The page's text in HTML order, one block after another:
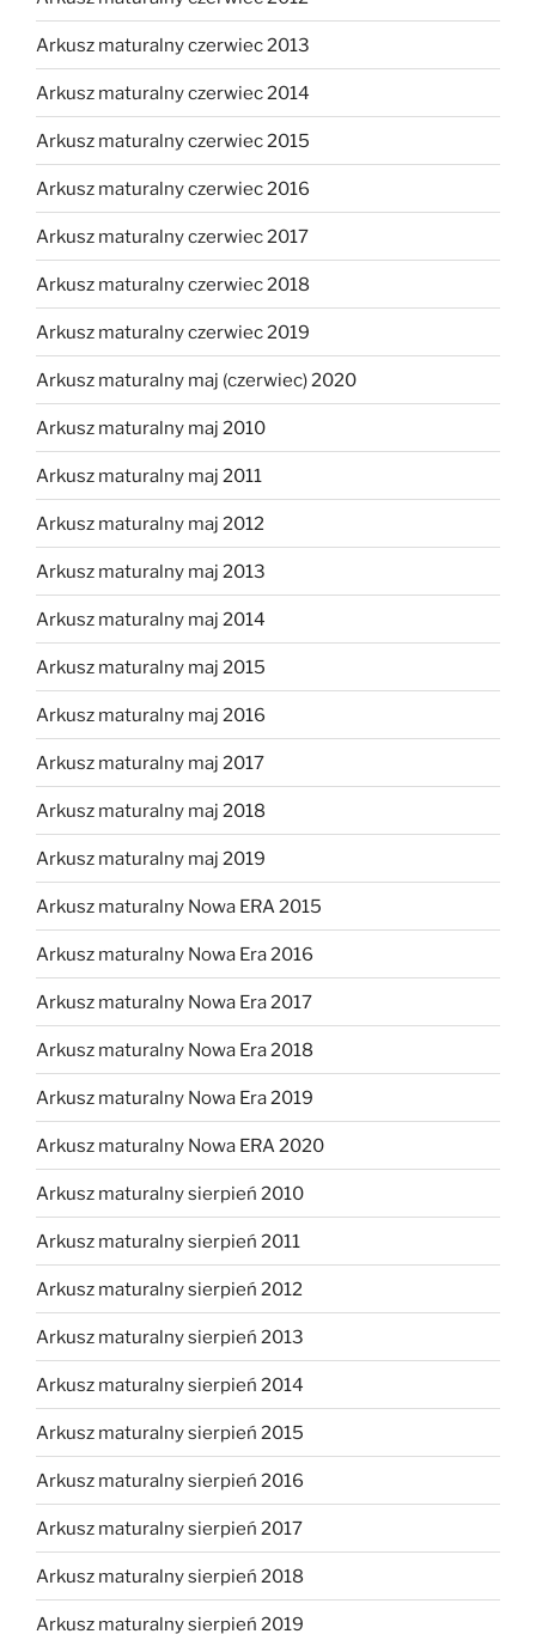
Arkusz maturalny czerwiec 2013
Arkusz maturalny czerwiec 2014
Arkusz maturalny czerwiec 2015
Arkusz maturalny czerwiec 2016
Arkusz maturalny czerwiec 2017
Arkusz maturalny czerwiec 2018
Arkusz maturalny czerwiec 2019
Arkusz maturalny maj (czerwiec) 2020
Arkusz maturalny maj 2010
Arkusz maturalny maj 2011
Arkusz maturalny maj 2012
Arkusz maturalny maj 2013
Arkusz maturalny maj 2014
Arkusz maturalny maj 2015
Arkusz maturalny maj 2016
Arkusz maturalny maj 2017
Arkusz maturalny maj 2018
Arkusz maturalny maj 2019
Arkusz maturalny Nowa ERA 2015
Arkusz maturalny Nowa Era 2016
Arkusz maturalny Nowa Era 2017
Arkusz maturalny Nowa Era 2018
Arkusz maturalny Nowa Era 2019
Arkusz maturalny Nowa ERA 2020
Arkusz maturalny sierpień 2010
Arkusz maturalny sierpień 2011
Arkusz maturalny sierpień 2012
Arkusz maturalny sierpień 2013
Arkusz maturalny sierpień 2014
Arkusz maturalny sierpień 2015
Arkusz maturalny sierpień 2016
Arkusz maturalny sierpień 2017
Arkusz maturalny sierpień 2018
Arkusz maturalny sierpień 2019